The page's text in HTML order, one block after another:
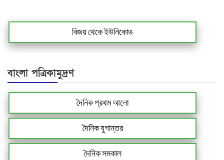
বিজয় থেকে ইউনিকোড
বাংলা পত্রিকামুদ্রণ
দৈনিক প্রথম আলো
দৈনিক যুগান্তর
দৈনিক সমকাল